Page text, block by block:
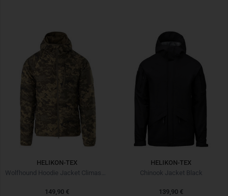
HELIKON-TEX
149,90 €
HELIKON-TEX
Chinook Jacket Black
139,90 €